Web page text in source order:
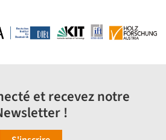
et recevez notre
!